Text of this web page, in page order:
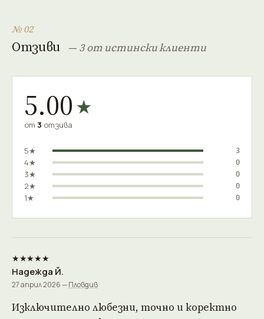
№ 02
Отзиви — 3 от истински клиенти
5.00★
от 3 отзива
5★ 3
4★ 0
3★ 0
2★ 0
1★ 0
★★★★★
Надежда Й.
27 април 2026 —Пловдив
Изключително любезни, точно и коректно